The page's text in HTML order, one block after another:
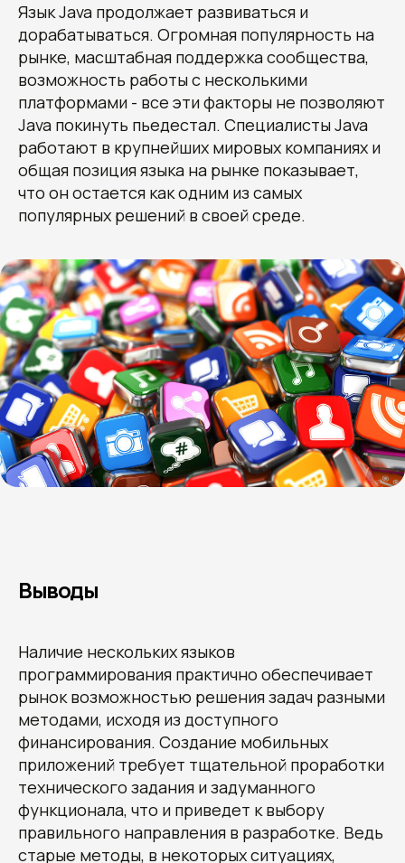
Язык Java продолжает развиваться и
дорабатываться. Огромная популярность на
рынке, масштабная поддержка сообщества,
возможность работы с несколькими
платформами - все эти факторы не позволяют
Java покинуть пьедестал. Специалисты Java
работают в крупнейших мировых компаниях и
общая позиция языка на рынке показывает,
что он остается как одним из самых
популярных решений в своей среде.
Выводы
Наличие нескольких языков
программирования практично обеспечивает
рынок возможностью решения задач разными
методами, исходя из доступного
финансирования. Создание мобильных
приложений требует тщательной проработки
технического задания и задуманного
функционала, что и приведет к выбору
правильного направления в разработке. Ведь
старые методы, в некоторых ситуациях,
+7
согласие получать информационные
письма, понимая, что могу отписаться
О студииБлог Контакты